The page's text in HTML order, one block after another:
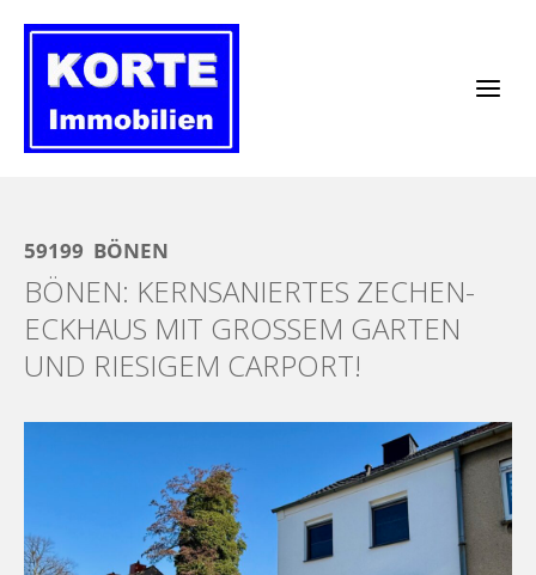
Inhalt
springen
59199 BÖNEN
BÖNEN: KERNSANIERTES ZECHEN-
ECKHAUS MIT GROSSEM GARTEN U
ND RIESIGEM CARPORT!